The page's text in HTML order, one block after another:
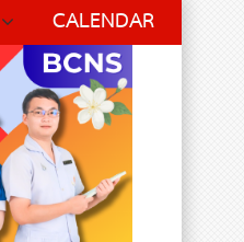
CALENDAR